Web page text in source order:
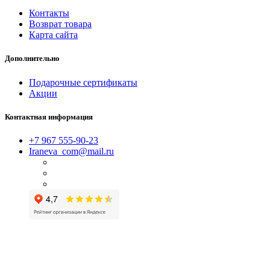
Контакты
Возврат товара
Карта сайта
Дополнительно
Подарочные сертификаты
Акции
Контактная информация
+7 967 555-90-23
Iraneva_com@mail.ru